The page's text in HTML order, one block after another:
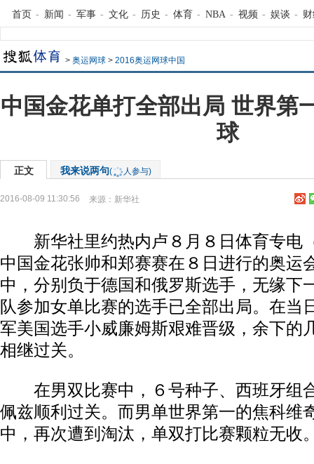
首页 - 新闻 - 军事 - 文化 - 历史 - 体育 - NBA - 视频 - 娱谈 -
> 奥运网球 > 2016奥运网球中国
中国金花单打全部出局 世界第
球
正文 我来说两句( 人参与)
2016-08-09 11:30:56 来源： 新华社
新华社里约热内卢８月８日体育专电
中国金花张帅和郑赛赛在８日进行的奥运
中，分别负于德国和俄罗斯选手，无缘下
队参加女单比赛的选手已全部出局。在当
军美国选手小威廉姆斯艰难晋级，余下的
相继过关。
在男双比赛中，６号种子、西班牙组
佩兹顺利过关。而男单世界第一的焦科维
中，再次遭到淘汰，单双打比赛颗粒无收